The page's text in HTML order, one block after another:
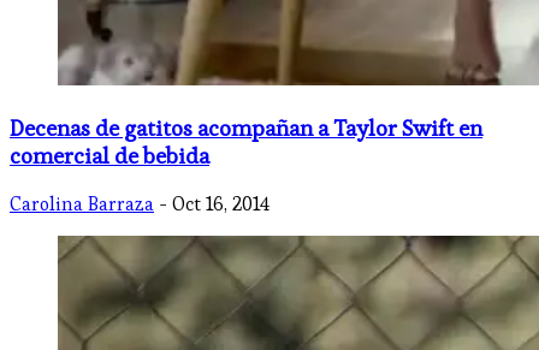
Decenas de gatitos acompañan a Taylor Swift en
comercial de bebida
Carolina Barraza - Oct 16, 2014